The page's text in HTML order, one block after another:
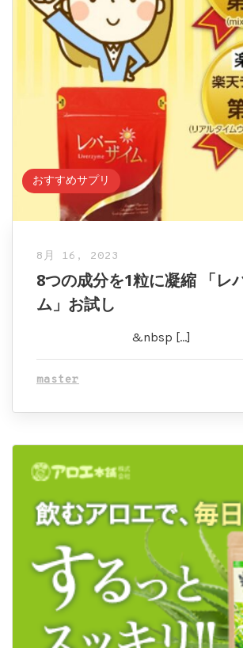
おすすめサプリ
8月 16, 2023
8つの成分を1粒に凝縮 「レ
ム」お試し
&nbsp […]
master